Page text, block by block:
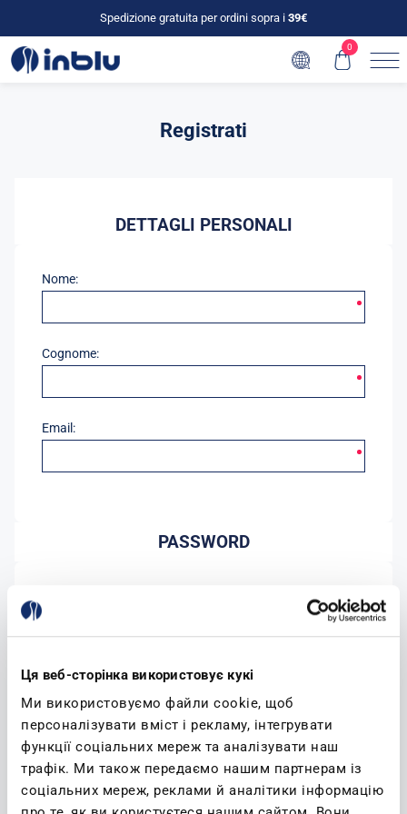
Ця веб-сторінка використовує кукі
Ми використовуємо файли cookie, щоб
персоналізувати вміст і рекламу, інтегрувати
функції соціальних мереж та аналізувати наш
трафік. Ми також передаємо нашим партнерам із
соціальних мереж, реклами й аналітики інформацію
Spedizione gratuita per ordini sopra i 39€
0
Registrati
DETTAGLI PERSONALI
Nome:
Cognome:
Email:
PASSWORD
Conferma password:
Accetto l'informativa sulla privacy